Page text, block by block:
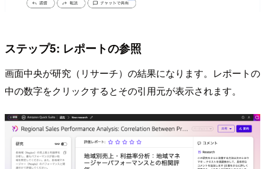
ステップ5: レポートの参照
画面中央が研究（リサーチ）の結果になります。レポートの
中の数字をクリックするとその引用元が表示されます。